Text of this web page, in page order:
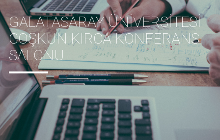
GALATASARAY ÜNİVERSİTESİ
COŞKUN KIRCA KONFERANS
SALONU